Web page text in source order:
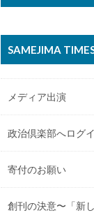
SAMEJIMA
メディア出演
政治倶楽部へログ
寄付のお願い
創刊の決意〜「新